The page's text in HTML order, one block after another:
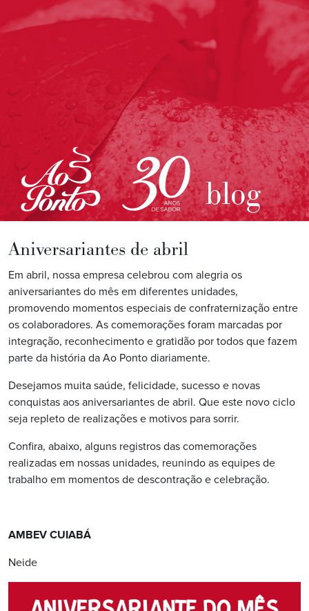
blog
Aniversariantes de abril
Em abril, nossa empresa celebrou com alegria os
aniversariantes do mês em diferentes unidades,
promovendo momentos especiais de confraternização entre
os colaboradores. As comemorações foram marcadas por
integração, reconhecimento e gratidão por todos que fazem
parte da história da Ao Ponto diariamente.
Desejamos muita saúde, felicidade, sucesso e novas
conquistas aos aniversariantes de abril. Que este novo ciclo
seja repleto de realizações e motivos para sorrir.
Confira, abaixo, alguns registros das comemorações
realizadas em nossas unidades, reunindo as equipes de
trabalho em momentos de descontração e celebração.
AMBEV CUIABÁ
Neide